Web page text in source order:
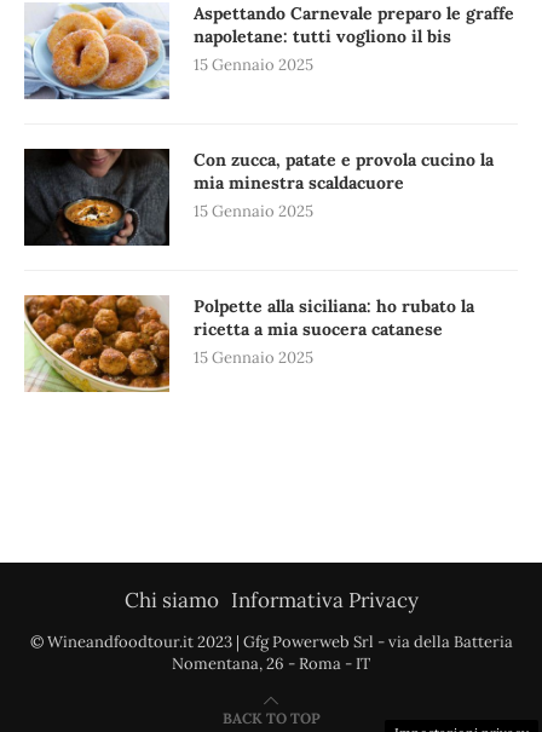
Aspettando Carnevale preparo le graffe
napoletane: tutti vogliono il bis
15 Gennaio 2025
Con zucca, patate e provola cucino la
mia minestra scaldacuore
15 Gennaio 2025
Polpette alla siciliana: ho rubato la
ricetta a mia suocera catanese
15 Gennaio 2025
Chi siamo Informativa Privacy
© Wineandfoodtour.it 2023 | Gfg Powerweb Srl - via della Batteria
Nomentana, 26 - Roma - IT
BACK TO TOP